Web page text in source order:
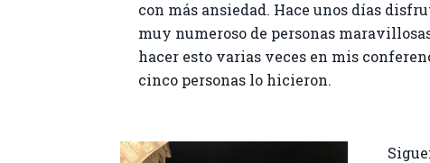
con más ansiedad. Hace unos días
muy numeroso de personas
hacer esto varias veces en mis
cinco personas lo hicieron.